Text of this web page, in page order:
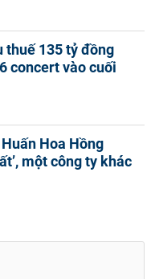
thuế 135 tỷ đồng
concert vào cuối
Hoa Hồng
một công ty khác